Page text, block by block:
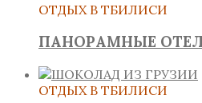
ОТДЫХ В ТБИЛИСИ
ПАНОРАМНЫЕ
ОТДЫХ В ТБИЛИСИ